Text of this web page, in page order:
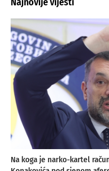
Na koga je narko-kartel